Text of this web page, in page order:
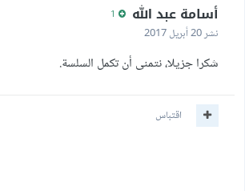
أسامة عبد الله
نشر20 أبريل 2017
شكرا جزيلا، نتمنى أن تكمل السلسة.
اقتباس